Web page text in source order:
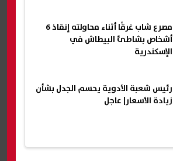
مصرع شاب غرقًا أثناء محاولته إنقاذ 6
أشخاص بشاطئ البيطاش في
الإسكندرية
رئيس شعبة الأدوية يحسم الجدل بشأن
زيادة الأسعار| عاجل